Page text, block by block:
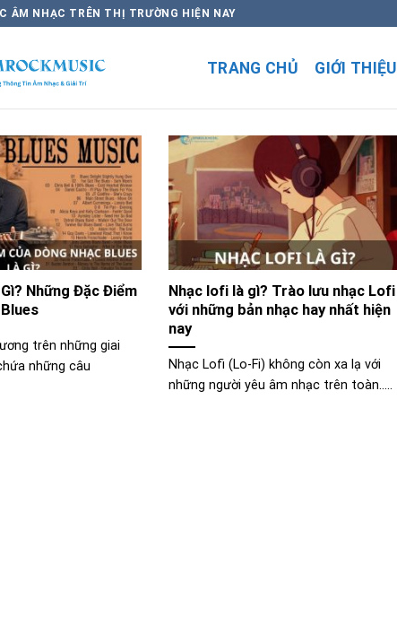
ÂM NHẠC TRÊN THỊ TRƯỜNG HIỆN NAY
TRANG CHỦ GIỚI THIỆU
Những Đặc Điểm
trên những giai
những câu
Nhạc lofi là gì? Trào lưu nhạc Lofi
với những bản nhạc hay nhất hiện
nay
Nhạc Lofi (Lo-Fi) không còn xa lạ với
những người yêu âm nhạc trên toàn.....